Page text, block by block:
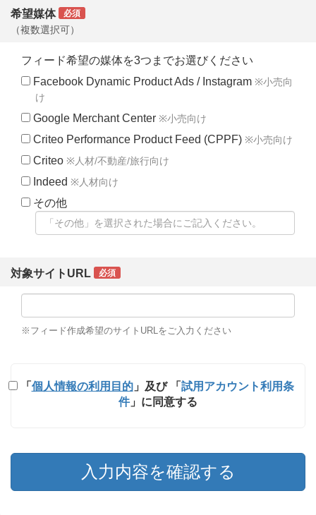
希望媒体 必須
（複数選択可）
フィード希望の媒体を3つまでお選びください
Facebook Dynamic Product Ads / Instagram ※小売向
け
Google Merchant Center ※小売向け
Criteo Performance Product Feed (CPPF) ※小売向け
Criteo ※人材/不動産/旅行向け
Indeed ※人材向け
その他
対象サイトURL 必須
※フィード作成希望のサイトURLをご入力ください
「 個人情報の利用目的」及び 「 試用アカウント利用条
件」に同意する